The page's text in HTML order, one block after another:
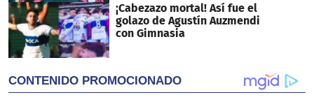
¡Cabezazo mortal! Así fue el
golazo de Agustín Auzmendi
con Gimnasia